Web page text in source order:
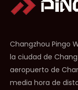
Changzhou Pingo
la ciudad de
aeropuerto de
media hora de